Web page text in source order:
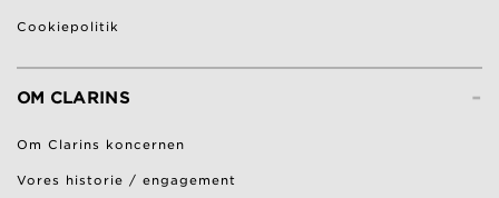
Cookiepolitik
-
OM CLARINS
Om Clarins koncernen
Vores historie / engagement